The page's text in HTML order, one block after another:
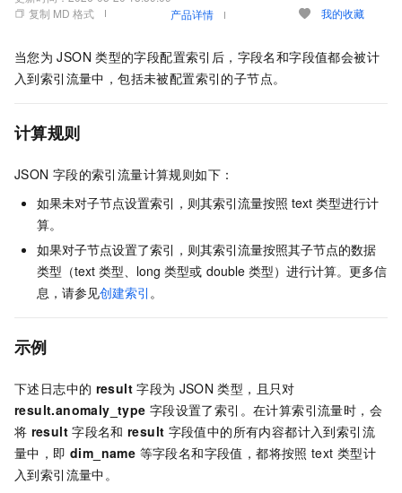
复制 MD 格式
产品详情 我的收藏
当您为 JSON 类型的字段配置索引后，字段名和字段值都会被计
入到索引流量中，包括未被配置索引的子节点。
计算规则
JSON 字段的索引流量计算规则如下：
如果未对子节点设置索引，则其索引流量按照 text 类型进行计
算。
如果对子节点设置了索引，则其索引流量按照其子节点的数据
类型（text 类型、long 类型或 double 类型）进行计算。更多信
息，请参见创建索引 。
示例
下述日志中的 result 字段为 JSON 类型，且只对
result.anomaly_type 字段设置了索引。在计算索引流量时，会
将 result 字段名和 result 字段值中的所有内容都计入到索引流
量中，即 dim_name 等字段名和字段值，都将按照 text 类型计
入到索引流量中。